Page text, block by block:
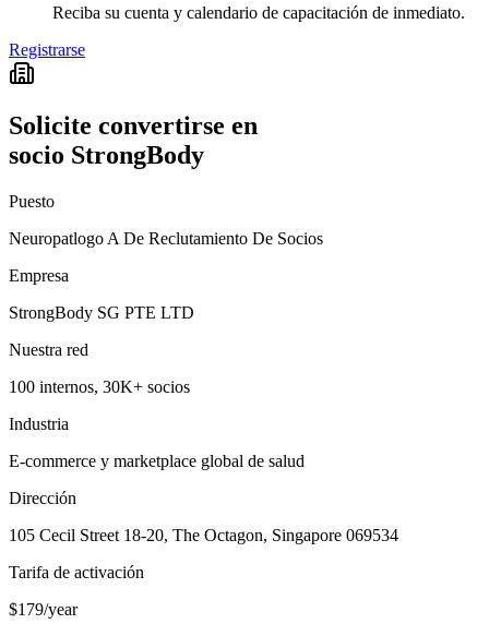
Reciba su cuenta y calendario de capacitación de inmediato.
Registrarse
Solicite convertirse en
socio StrongBody
Puesto
Neuropatlogo A De Reclutamiento De Socios
Empresa
StrongBody SG PTE LTD
Nuestra red
100 internos, 30K+ socios
Industria
E-commerce y marketplace global de salud
Dirección
105 Cecil Street 18-20, The Octagon, Singapore 069534
Tarifa de activación
$179/year